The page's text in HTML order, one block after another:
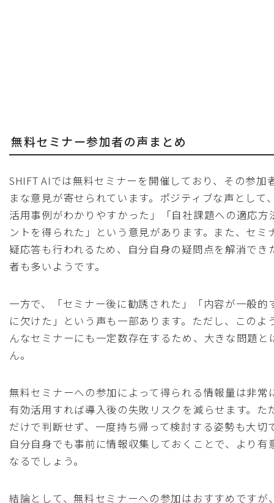
無料セミナー参加者の声まとめ
SHIFT AIでは無料セミナーを開催しており、その参加
まな意見が寄せられています。ポジティブな声として
活用事例がわかりやすかった」「自社課題への適応方
ントを得られた」という意見があります。また、セミ
疑応答も行われるため、自分自身の疑問点を解消でき
者も多いようです。
一方で、「セミナー後に勧誘された」「内容が一般的
に欠けた」という声も一部あります。ただし、このよ
んなセミナーにも一定数存在するため、大きな問題と
ん。
無料セミナーへの参加によって得られる情報量は非常
有効活用すれば導入後の失敗リスクを減らせます。た
だけで判断せず、一度持ち帰って検討する姿勢も大切
自分自身でも事前に情報収集しておくことで、より有
なるでしょう。
結論として、無料セミナーへの参加はおすすめですが